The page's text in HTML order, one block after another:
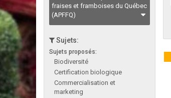
fraises et framboises du Québec
(APFFQ)
Sujets:
Sujets proposés:
Biodiversité
Certification biologique
Commercialisation et
marketing